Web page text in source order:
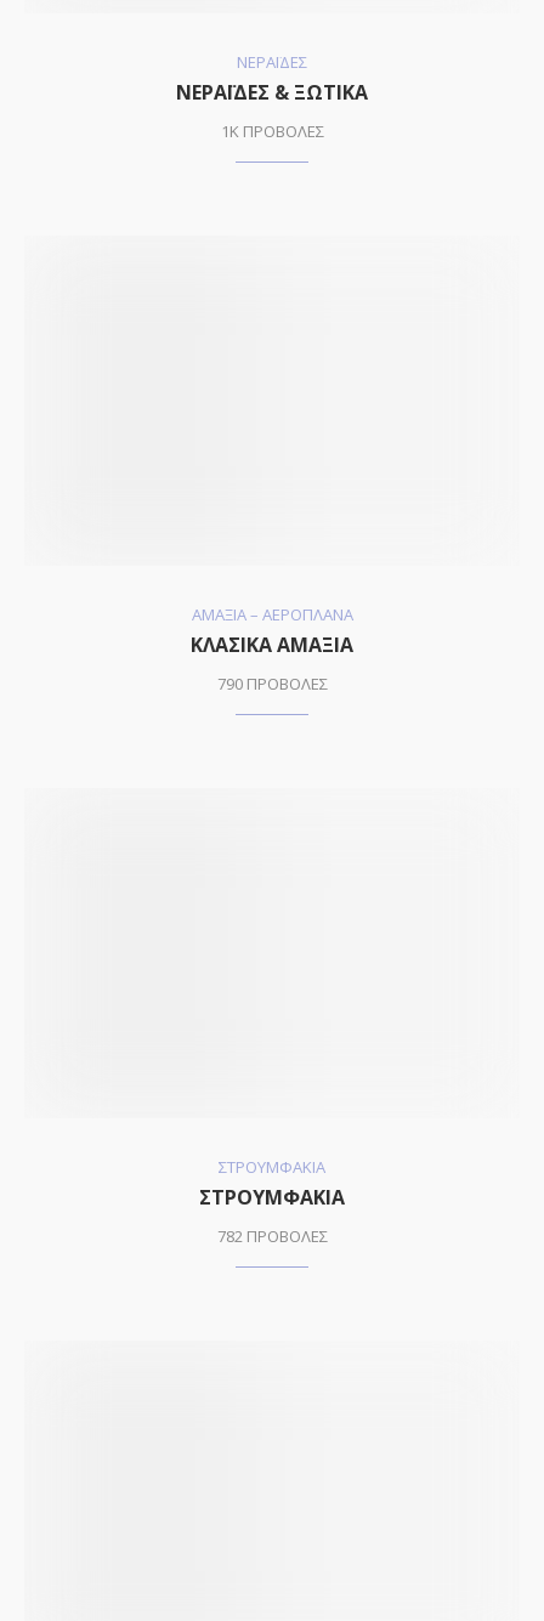
ΝΕΡΑΪΔΕΣ
ΝΕΡΑΪΔΕΣ & ΞΩΤΙΚΑ
1K ΠΡΟΒΟΛΕΣ
ΑΜΑΞΙΑ – ΑΕΡΟΠΛΑΝΑ
ΚΛΑΣΙΚΑ ΑΜΑΞΙΑ
790 ΠΡΟΒΟΛΕΣ
ΣΤΡΟΥΜΦΑΚΙΑ
ΣΤΡΟΥΜΦΑΚΙΑ
782 ΠΡΟΒΟΛΕΣ